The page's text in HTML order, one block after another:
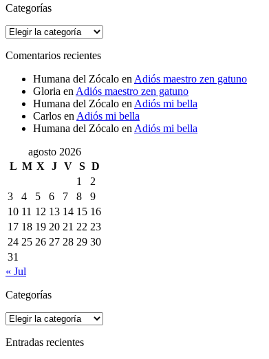
Categorías
Categorías
Comentarios recientes
Humana del Zócalo en Adiós maestro zen gatuno
Gloria en Adiós maestro zen gatuno
Humana del Zócalo en Adiós mi bella
Carlos en Adiós mi bella
Humana del Zócalo en Adiós mi bella
agosto 2026
L M X J V S D
1
2
3
4 5 6 7 8
9
10 11 12 13 14 15 16
17 18 19 20 21 22 23
24 25 26 27 28 29 30
31
« Jul
Categorías
Categorías
Entradas recientes